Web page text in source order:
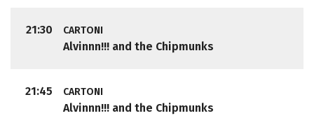
21:30 CARTONI
Alvinnn!!! and the Chipmunks
21:45 CARTONI
Alvinnn!!! and the Chipmunks